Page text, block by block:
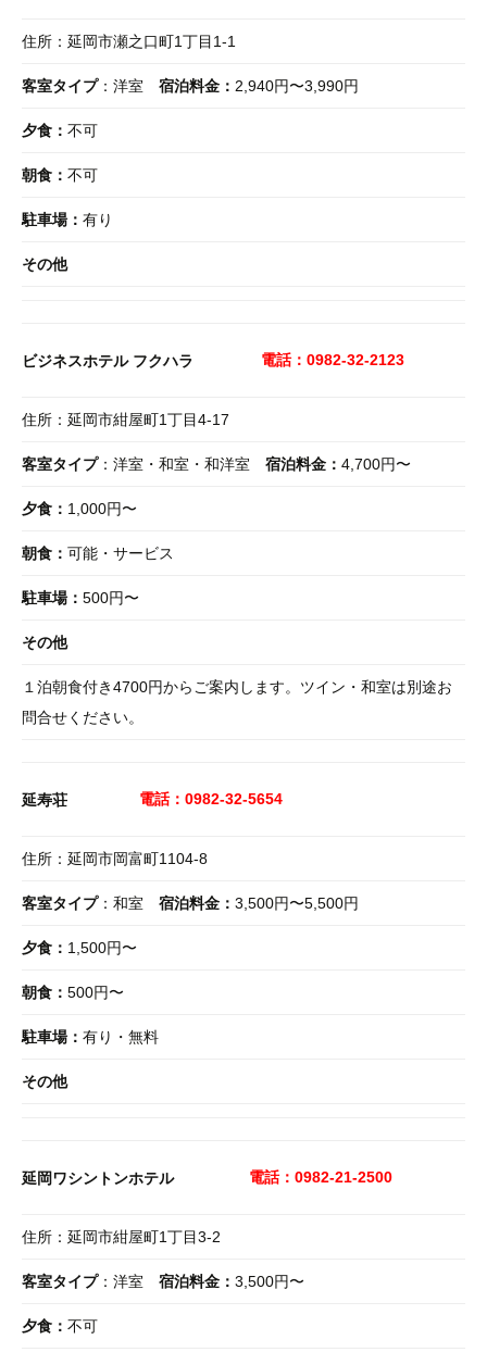
住所：延岡市瀬之口町1丁目1-1
客室タイプ：洋室 宿泊料金： 2,940円〜3,990円
夕食： 不可
朝食： 不可
駐車場： 有り
その他
ビジネスホテル フクハラ 電話：0982-32-2123
住所：延岡市紺屋町1丁目4-17
客室タイプ：洋室・和室・和洋室 宿泊料金： 4,700円〜
夕食： 1,000円〜
朝食： 可能・サービス
駐車場： 500円〜
その他
１泊朝食付き4700円からご案内します。ツイン・和室は別途お
問合せください。
延寿荘 電話：0982-32-5654
住所：延岡市岡富町1104-8
客室タイプ：和室 宿泊料金： 3,500円〜5,500円
夕食： 1,500円〜
朝食： 500円〜
駐車場： 有り・無料
その他
延岡ワシントンホテル 電話：0982-21-2500
住所：延岡市紺屋町1丁目3-2
客室タイプ：洋室 宿泊料金： 3,500円〜
夕食： 不可